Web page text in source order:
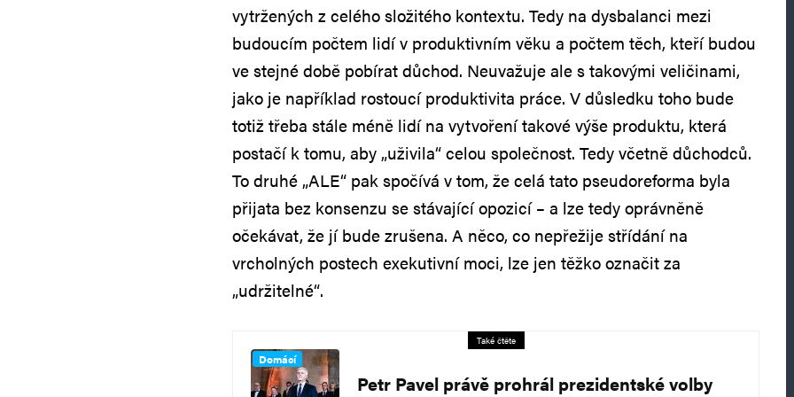
vytržených z celého složitého kontextu. Tedy na dysbalanci mezi
budoucím počtem lidí v produktivním věku a počtem těch, kteří budou
ve stejné době pobírat důchod. Neuvažuje ale s takovými veličinami,
jako je například rostoucí produktivita práce. V důsledku toho bude
totiž třeba stále méně lidí na vytvoření takové výše produktu, která
postačí k tomu, aby „uživila“ celou společnost. Tedy včetně důchodců.
To druhé „ALE“ pak spočívá v tom, že celá tato pseudoreforma byla
přijata bez konsenzu se stávající opozicí – a lze tedy oprávněně
očekávat, že jí bude zrušena. A něco, co nepřežije střídání na
vrcholných postech exekutivní moci, lze jen těžko označit za
„udržitelné“.
Také čtěte
Domácí
Petr Pavel právě prohrál prezidentské volby